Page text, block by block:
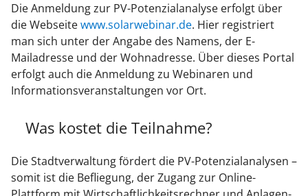
Die Anmeldung zur PV-Potenzialanalyse erfolgt über
die Webseitewww.solarwebinar.de. Hier registriert
man sich unter der Angabe des Namens, der E-
Mailadresse und der Wohnadresse. Über dieses Portal
erfolgt auch die Anmeldung zu Webinaren und
Informationsveranstaltungen vor Ort.
Was kostet die Teilnahme?
Die Stadtverwaltung fördert die PV-Potenzialanalysen –
somit ist die Befliegung, der Zugang zur Online-